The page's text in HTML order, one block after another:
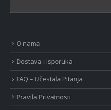
O nama
Dostava i isporuka
FAQ – Učestala Pitanja
Pravila Privatnosti